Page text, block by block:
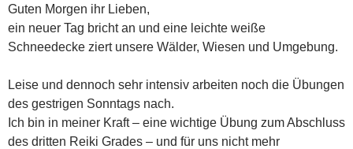
Guten Morgen ihr Lieben,
ein neuer Tag bricht an und eine leichte weiße
Schneedecke ziert unsere Wälder, Wiesen und Umgebung.
Leise und dennoch sehr intensiv arbeiten noch die Übungen
des gestrigen Sonntags nach.
Ich bin in meiner Kraft – eine wichtige Übung zum Abschluss
des dritten Reiki Grades – und für uns nicht mehr